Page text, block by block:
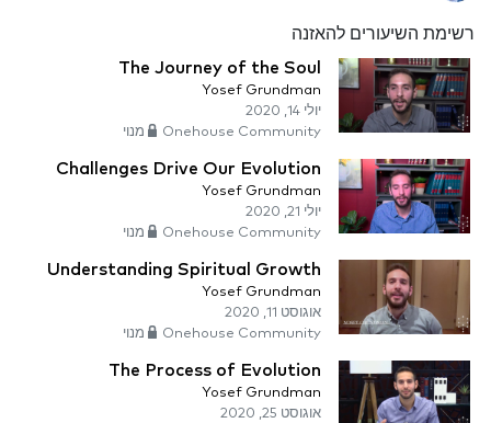
רשימת השיעורים להאזנה
The Journey of the Soul
Yosef Grundman
יולי 14, 2020
Onehouse Community מנוי
Challenges Drive Our Evolution
Yosef Grundman
יולי 21, 2020
Onehouse Community מנוי
Understanding Spiritual Growth
Yosef Grundman
אוגוסט 11, 2020
Onehouse Community מנוי
The Process of Evolution
Yosef Grundman
אוגוסט 25, 2020